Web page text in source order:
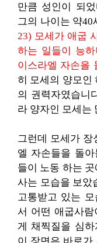
만큼 성인이 되
그의 나이는 약
23) 모세가 애굽
하는 일들이 능
이스라엘 자손을
히 모세의 양모인
의 권력자였습니
라 양자인 모세는
그런데 모세가
엘 자손들을 돌
들이 노동 하는
사는 모습을 보았
고통받고 있는
서 어떤 애굽사
게 채찍질을 심